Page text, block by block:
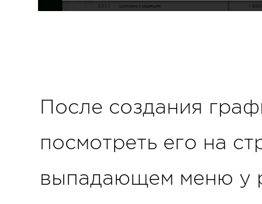
После создания
посмотреть его на
выпадающем меню у